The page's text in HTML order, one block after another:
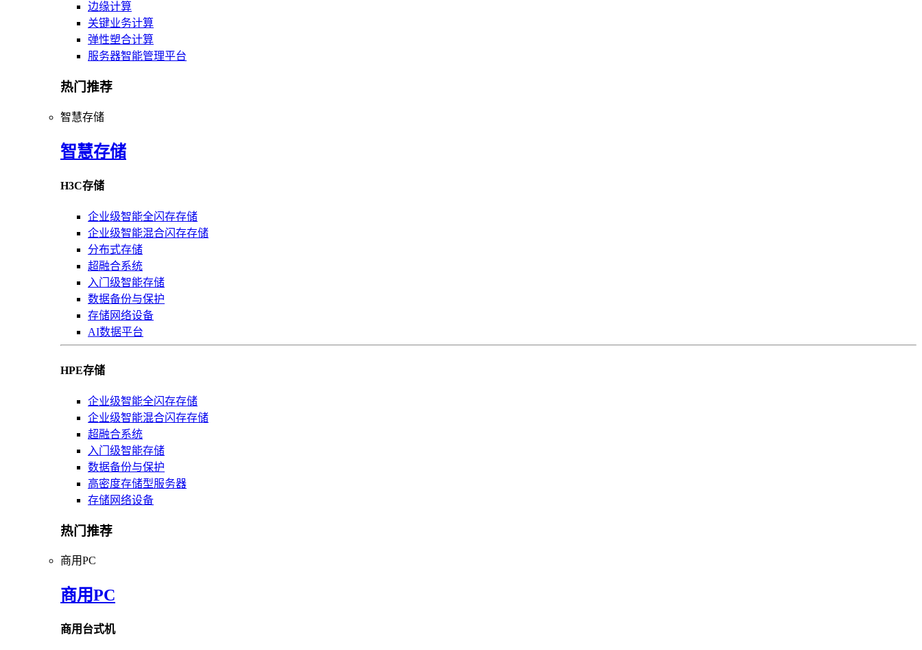
边缘计算
关键业务计算
弹性塑合计算
服务器智能管理平台
热门推荐
智慧存储
智慧存储
H3C存储
企业级智能全闪存存储
企业级智能混合闪存存储
分布式存储
超融合系统
入门级智能存储
数据备份与保护
存储网络设备
AI数据平台
HPE存储
企业级智能全闪存存储
企业级智能混合闪存存储
超融合系统
入门级智能存储
数据备份与保护
高密度存储型服务器
存储网络设备
热门推荐
商用PC
商用PC
商用台式机